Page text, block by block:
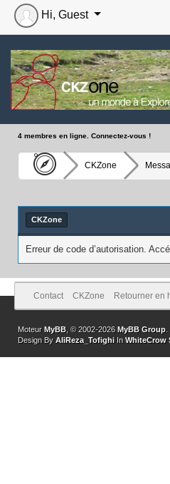
Hi, Guest
4 membres en ligne. Connectez-vous !
CKZone
CKZone
Erreur de code d’autorisation.
Contact CKZone Retourner en
Moteur MyBB , © 2002-2026MyBB Group
Design By AliReza_Tofighi In WhiteCrow